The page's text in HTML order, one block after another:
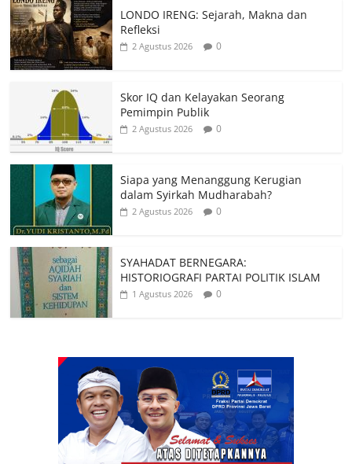
LONDO IRENG: Sejarah, Makna dan
Refleksi
2 Agustus 2026 0
Skor IQ dan Kelayakan Seorang
Pemimpin Publik
2 Agustus 2026 0
Siapa yang Menanggung Kerugian
dalam Syirkah Mudharabah?
2 Agustus 2026 0
SYAHADAT BERNEGARA:
HISTORIOGRAFI PARTAI POLITIK ISLAM
1 Agustus 2026 0